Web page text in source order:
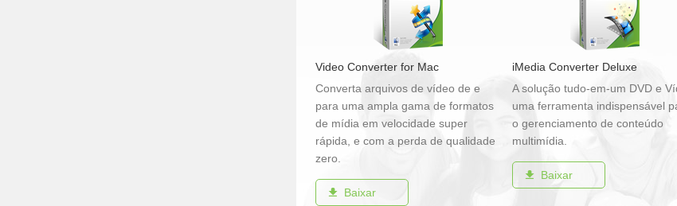
Video Converter for Mac
Converta arquivos de vídeo de e
para uma ampla gama de formatos
de mídia em velocidade super
rápida, e com a perda de qualidade
zero.
Baixar
iMedia Converter Deluxe
A solução tudo-em-um DVD e
uma ferramenta indispensável
o gerenciamento de conteúdo
multimídia.
Baixar